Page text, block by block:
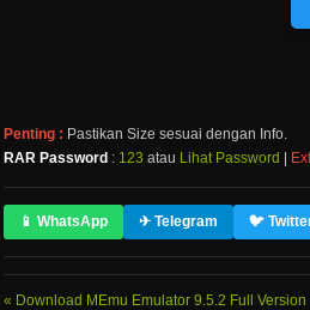
Penting : Pastikan Size sesuai dengan Info.
RAR Password : 123 atau Lihat Password
📱 WhatsApp ✈ Telegram 🐦
Download MEmu Emulator 9.5.2 Full Version